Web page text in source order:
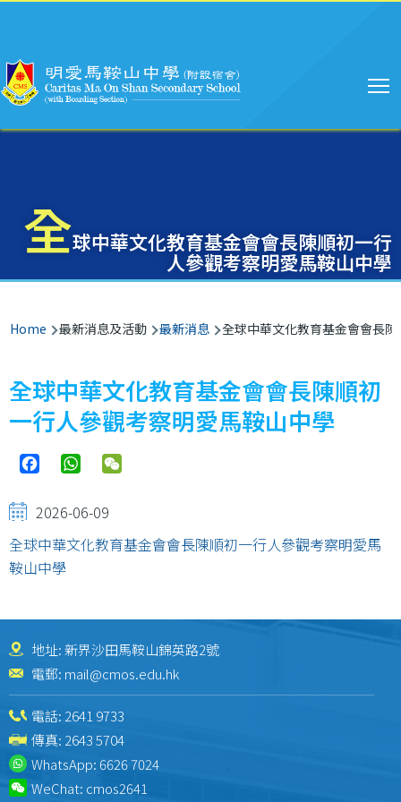
全球中華文化教育基金會會長陳順初一行
人參觀考察明愛馬鞍山中學
Breadcrumb
Home 最新消息及活動 最新消息 全球中華文化教育基金會會長
全球中華文化教育基金會會長陳順初
一行人參觀考察明愛馬鞍山中學
FacebookWhatsApp
2026-06-09
全球中華文化教育基金會會長陳順初一行人參觀考察明愛馬
鞍山中學
地址: 新界沙田馬鞍山錦英路2號
電郵: mail@cmos.edu.hk
電話: 2641 9733
傳真: 2643 5704
WhatsApp:6626 7024
WeChat: cmos2641